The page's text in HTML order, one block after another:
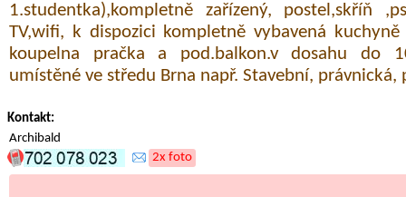
1.studentka),kompletně zařízený, postel,skříň
TV,wifi, k dispozici kompletně vybavená
koupelna pračka a pod.balkon.v dosahu do
umístěné ve středu Brna např. Stavební,
Kontakt:
Archibald
2x foto